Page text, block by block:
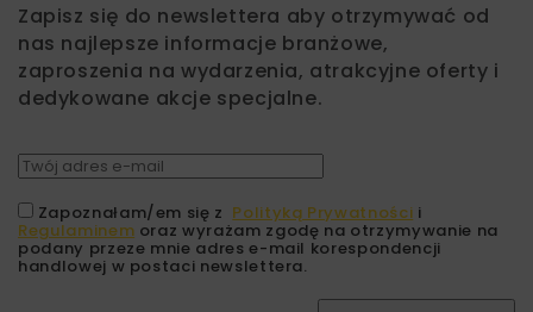
Zapisz się do newslettera aby otrzymywać od
nas najlepsze informacje branżowe,
zaproszenia na wydarzenia, atrakcyjne oferty i
dedykowane akcje specjalne.
Zapoznałam/em się z Polityką Prywatności i
Regulaminem oraz wyrażam zgodę na otrzymywanie na
podany przeze mnie adres e-mail korespondencji
handlowej w postaci newslettera.